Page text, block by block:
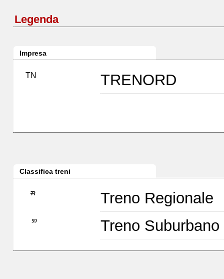
Legenda
Impresa
TN TRENORD
Classifica treni
Treno Regionale
Treno Suburbano